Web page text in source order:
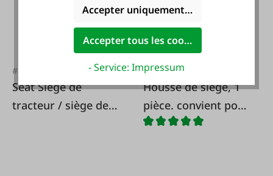
#FA36064
Seat Siège de
tracteur / siège de
#FA1341
Housse de siège, 1
pièce. convient pour
Klepp Elastomat 600
Accepter uniquement les cookies
Accepter tous les cookies
- Service: Impressum